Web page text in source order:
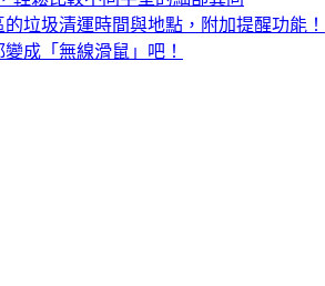
垃圾清運時間與地點，附加提醒功能！
成「無線滑鼠」吧！